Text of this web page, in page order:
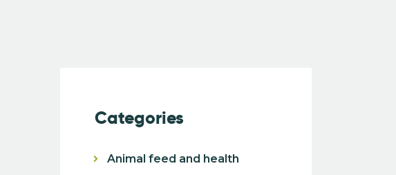
Categories
Animal feed and health